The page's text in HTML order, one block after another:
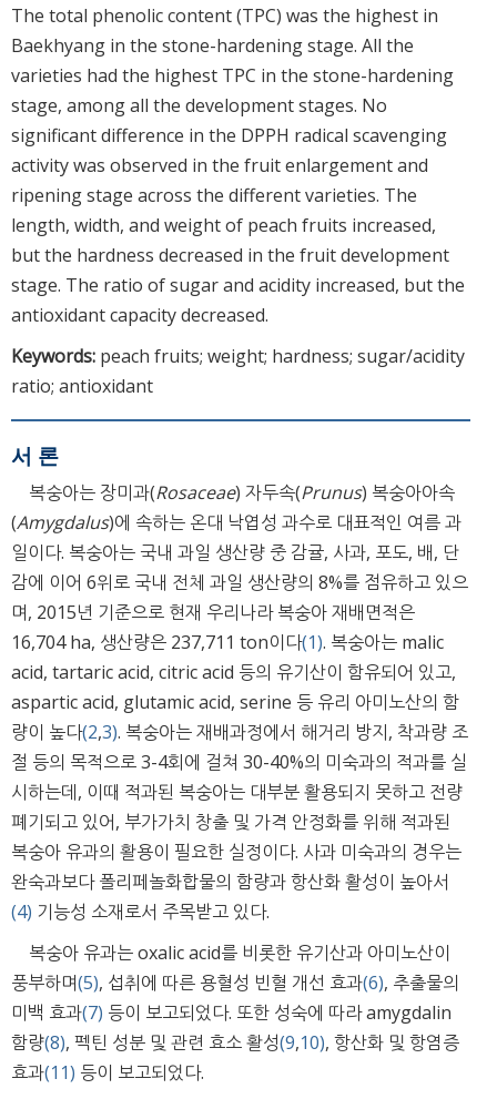
The total phenolic content (TPC) was the highest in
Baekhyang in the stone-hardening stage. All the
varieties had the highest TPC in the stone-hardening
stage, among all the development stages. No
significant difference in the DPPH radical scavenging
activity was observed in the fruit enlargement and
ripening stage across the different varieties. The
length, width, and weight of peach fruits increased,
but the hardness decreased in the fruit development
stage. The ratio of sugar and acidity increased, but the
antioxidant capacity decreased.
Keywords: peach fruits; weight; hardness; sugar/acidity
ratio; antioxidant
서 론
복숭아는 장미과(Rosaceae) 자두속(Prunus) 복숭아아속
(Amygdalus)에 속하는 온대 낙엽성 과수로 대표적인 여름 과
일이다. 복숭아는 국내 과일 생산량 중 감귤, 사과, 포도, 배, 단
감에 이어 6위로 국내 전체 과일 생산량의 8%를 점유하고 있으
며, 2015년 기준으로 현재 우리나라 복숭아 재배면적은
16,704 ha, 생산량은 237,711 ton이다(1). 복숭아는 malic
acid, tartaric acid, citric acid 등의 유기산이 함유되어 있고,
aspartic acid, glutamic acid, serine 등 유리 아미노산의 함
량이 높다(2,3). 복숭아는 재배과정에서 해거리 방지, 착과량 조
절 등의 목적으로 3-4회에 걸쳐 30-40%의 미숙과의 적과를 실
시하는데, 이때 적과된 복숭아는 대부분 활용되지 못하고 전량
폐기되고 있어, 부가가치 창출 및 가격 안정화를 위해 적과된
복숭아 유과의 활용이 필요한 실정이다. 사과 미숙과의 경우는
완숙과보다 폴리페놀화합물의 함량과 항산화 활성이 높아서
(4) 기능성 소재로서 주목받고 있다.
복숭아 유과는 oxalic acid를 비롯한 유기산과 아미노산이
풍부하며(5), 섭취에 따른 용혈성 빈혈 개선 효과(6), 추출물의
미백 효과(7) 등이 보고되었다. 또한 성숙에 따라 amygdalin
함량(8), 펙틴 성분 및 관련 효소 활성(9,10), 항산화 및 항염증
효과(11) 등이 보고되었다.